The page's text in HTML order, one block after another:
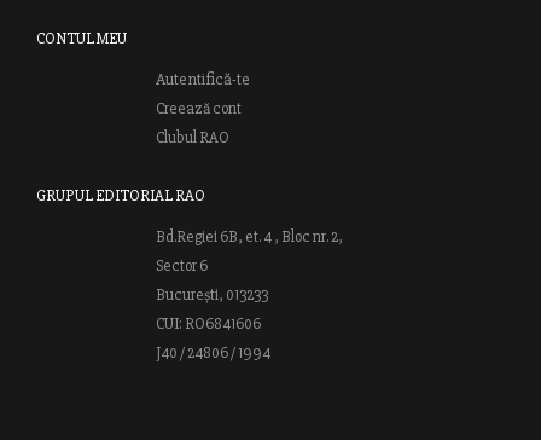
CONTUL MEU
Autentifică-te
Creează cont
Clubul RAO
GRUPUL EDITORIAL RAO
Bd.Regiei 6B, et. 4 , Bloc nr. 2,
Sector 6
București, 013233
CUI: RO6841606
J40 / 24806 / 1994